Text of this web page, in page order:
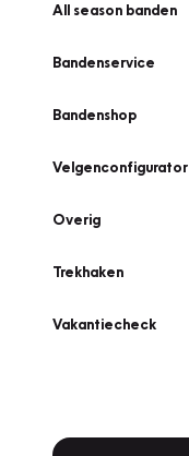
All season banden
Bandenservice
Bandenshop
Velgenconfigurator
Overig
Trekhaken
Vakantiecheck